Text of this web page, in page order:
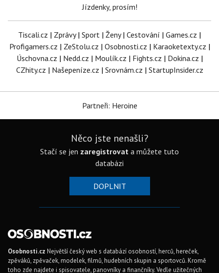
Jízdenky, prosím!
Tiscali.cz | Zprávy| Sport | Ženy| Cestování | Games.cz |
Profigamers.cz | ZeStolu.cz | Osobnosti.cz | Karaoketexty.cz |
Úschovna.cz | Nedd.cz | Moulík.cz | Fights.cz | Dokina.cz |
CZhity.cz | Našepeníze.cz | Srovnám.cz | StartupInsider.cz
Partneři: Heroine
Něco jste nenašli?
Stačí se jen zaregistrovat a můžete tuto
databázi
DOPLNIT
Osobnosti.cz Největší český web s databází osobností, herců, hereček,
zpěváků, zpěvaček, modelek, filmů, hudebních skupin a sportovců. Kromě
toho zde najdete i spisovatele, panovníky a finančníky. Vedle užitečných